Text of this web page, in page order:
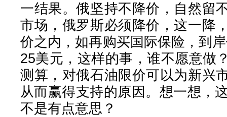
一结果。俄坚持不降价，自然留
市场，俄罗斯必须降价，这一降
价之内，如再购买国际保险，到
25美元，这样的事，谁不愿意做
测算，对俄石油限价可以为新兴
从而赢得支持的原因。想一想，
不是有点意思？